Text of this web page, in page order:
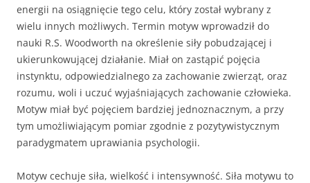
energii na osiągnięcie tego celu, który został wybrany z
wielu innych moż­liwych. Termin motyw wprowadził do
nauki R.S. Woodworth na określenie siły pobudzającej i
ukierunkowują­cej działanie. Miał on zastąpić pojęcia
instynk­tu, odpowiedzialnego za zachowanie zwie­rząt, oraz
rozumu, woli i uczuć wyjaśniających zachowanie człowieka.
Motyw miał być poję­ciem bardziej jednoznacznym, a przy
tym umożliwiającym pomiar zgodnie z pozytywis­tycznym
paradygmatem uprawiania psycho­logii.
Motyw cechuje siła, wielkość i intensyw­ność. Siła motywu to